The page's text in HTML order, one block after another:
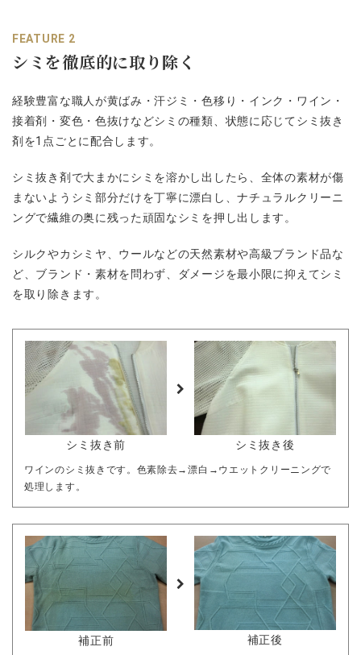
FEATURE 2
シミを徹底的に取り除く
経験豊富な職人が黄ばみ・汗ジミ・色移り・インク・ワイン・
接着剤・変色・色抜けなどシミの種類、状態に応じてシミ抜き
剤を1点ごとに配合します。
シミ抜き剤で大まかにシミを溶かし出したら、全体の素材が傷
まないようシミ部分だけを丁寧に漂白し、ナチュラルクリーニ
ングで繊維の奥に残った頑固なシミを押し出します。
シルクやカシミヤ、ウールなどの天然素材や高級ブランド品な
ど、ブランド・素材を問わず、ダメージを最小限に抑えてシミ
を取り除きます。
シミ抜き前 シミ抜き後
ワインのシミ抜きです。色素除去→漂白→ウエットクリーニングで
処理します。
補正前 補正後